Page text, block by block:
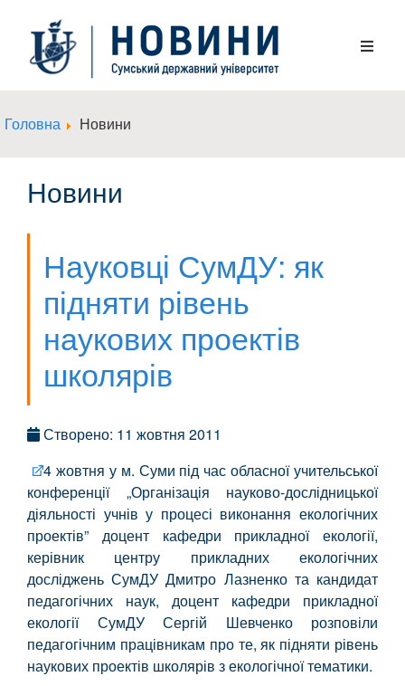
Головна Новини
Новини
Науковці СумДУ: як
підняти рівень
наукових проектів
школярів
Створено: 11 жовтня 2011
4 жовтня у м. Суми під час обласної учительської
конференції „Організація науково-дослідницької
діяльності учнів у процесі виконання екологічних
проектів” доцент кафедри прикладної екології,
керівник центру прикладних екологічних
досліджень СумДУ Дмитро Лазненко та кандидат
педагогічних наук, доцент кафедри прикладної
екології СумДУ Сергій Шевченко розповіли
педагогічним працівникам про те, як підняти рівень
наукових проектів школярів з екологічної тематики.